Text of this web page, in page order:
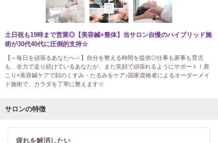
土日祝も19時まで営業◎【美容鍼×整体】当サロン自慢のハイブリッド施
術が30代40代に圧倒的支持☆
【～毎日を頑張るあなたへ～】自分を整える時間を提供◎仕事も家事も育児
も、全力で走り続けているあなたが、また笑顔で頑張れるようにサポート！肩
こり×美容鍼ケアで顔のくすみ・たるみをケア♪国家資格者によるオーダーメイ
ド施術で、カラダを丁寧に整えます☆
サロンの特徴
疲れを解消したい